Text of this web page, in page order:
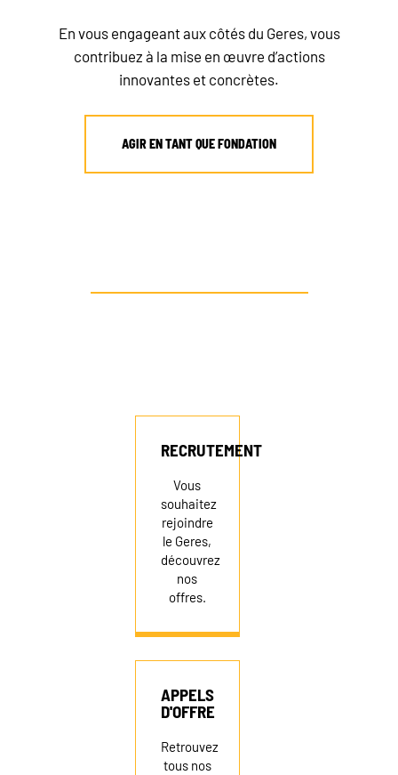
En vous engageant aux côtés du Geres, vous
contribuez à la mise en œuvre d’actions
innovantes et concrètes.
AGIR EN TANT QUE FONDATION
RECRUTEMENT
Vous
souhaitez
rejoindre
le Geres,
découvrez
nos
offres.
APPELS
D'OFFRE
Retrouvez
tous nos